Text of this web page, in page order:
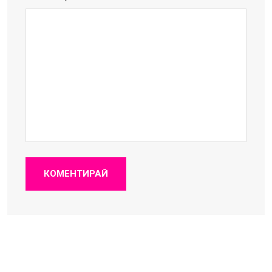
КОМЕНТИРАЙ